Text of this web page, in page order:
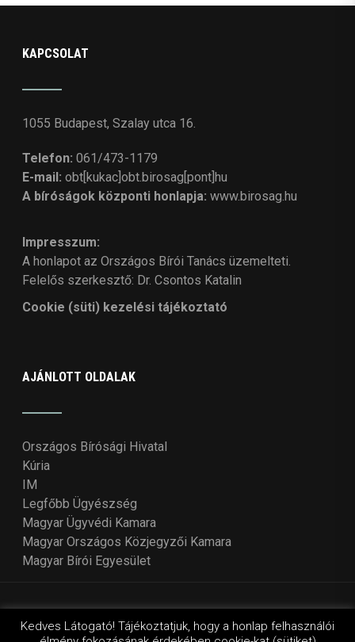
KAPCSOLAT
1055 Budapest, Szalay utca 16.
Telefon: 061/473-1179
E-mail: obt[kukac]obt.birosag[pont]hu
A bíróságok központi honlapja: www.birosag.hu
Impresszum:
A honlapot az Országos Bírói Tanács üzemelteti.
Felelős szerkesztő: Dr. Csontos Katalin
Cookie (süti) kezelési tájékoztató
AJÁNLOTT OLDALAK
Országos Bírósági Hivatal
Kúria
IM
Legfőbb Ügyészség
Magyar Ügyvédi Kamara
Magyar Országos Közjegyzői Kamara
Magyar Bírói Egyesület
© Copyright 2018 - 2021Országos Bírói Tanács. Design
Kedves Látogató! Tájékoztatjuk, hogy a honlap felhasználói